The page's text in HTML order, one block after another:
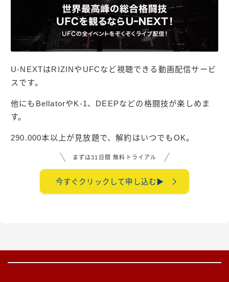
お問い合わせ
U-NEXTはRIZINやUFCなど視聴できる動画配信サービ
スです。
他にもBellatorやK-1、DEEPなどの格闘技が楽しめま
す。
290.000本以上が見放題で、解約はいつでもOK。
まずは31日間 無料トライアル
今すぐクリックして申し込む▶︎